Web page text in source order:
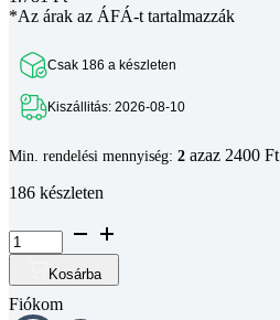
*Az árak az ÁFÁ-t tartalmazzák
Csak 186 a készleten
Kiszállitás: 2026-08-10
Min. rendelési mennyiség: 2 azaz 2400 Ft
186 készleten
B8
sarokrögzítő
x
60
Kosárba
Fiókom